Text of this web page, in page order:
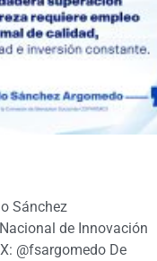
Sánchez
de Innovación
@fsargomedo De